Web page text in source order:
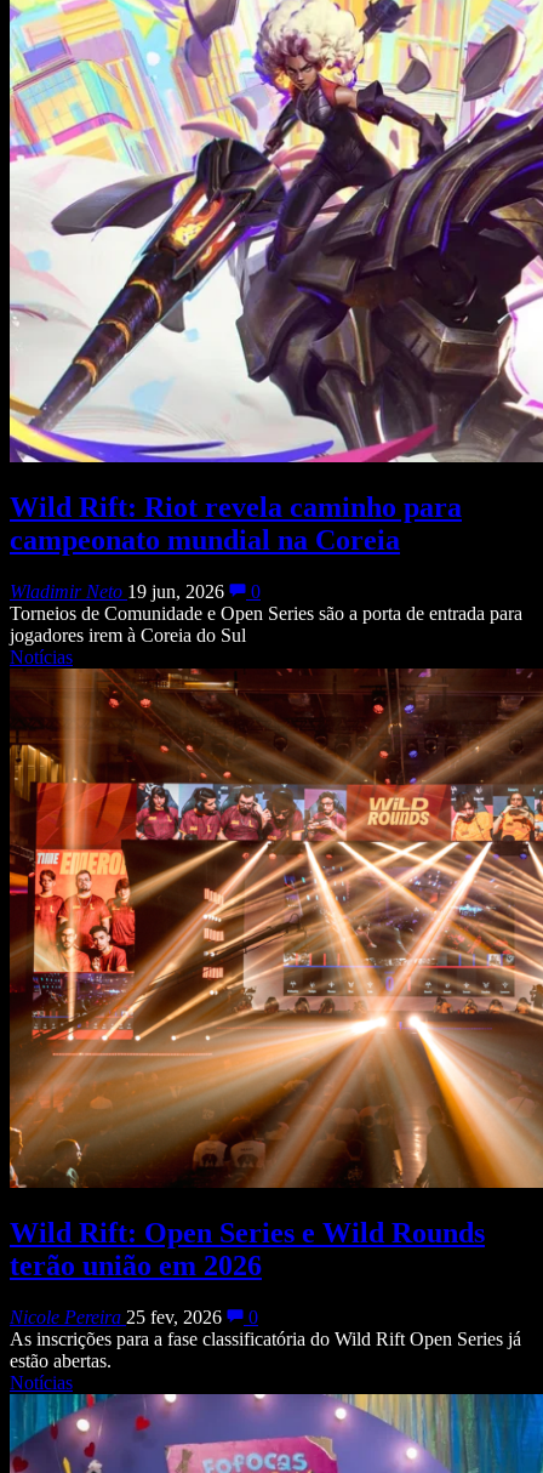
Wild Rift: Riot revela caminho para
campeonato mundial na Coreia
Wladimir Neto 19 jun, 2026
0
Torneios de Comunidade e Open Series são a porta de entrada para
jogadores irem à Coreia do Sul
Notícias
Wild Rift: Open Series e Wild Rounds
terão união em 2026
Nicole Pereira 25 fev, 2026
0
As inscrições para a fase classificatória do Wild Rift Open Series já
estão abertas.
Notícias